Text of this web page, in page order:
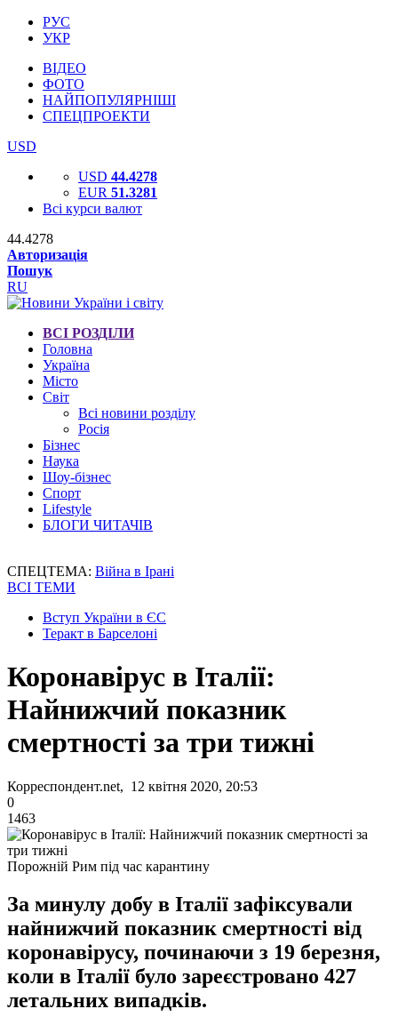
РУС
УКР
ВІДЕО
ФОТО
НАЙПОПУЛЯРНІШІ
СПЕЦПРОЕКТИ
USD
USD 44.4278
EUR 51.3281
Всі курси валют
44.4278
Авторизація
Пошук
RU
ВСІ РОЗДІЛИ
Головна
Україна
Місто
Світ
Всі новини розділу
Росія
Бізнес
Наука
Шоу-бізнес
Спорт
Lifestyle
БЛОГИ ЧИТАЧІВ
СПЕЦТЕМА: Війна в Ірані
ВСІ ТЕМИ
Вступ України в ЄС
Теракт в Барселоні
Коронавірус в Італії:
Найнижчий показник
смертності за три тижні
Корреспондент.net, 12 квітня 2020, 20:53
0
1463
Порожній Рим під час карантину
За минулу добу в Італії зафіксували
найнижчий показник смертності від
коронавірусу, починаючи з 19 березня,
коли в Італії було зареєстровано 427
летальних випадків.